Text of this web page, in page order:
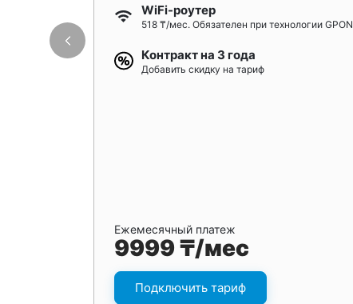
WiFi-роутер
518 ₸/мес. Обязателен при технологии GPON
Контракт на 3 года
Добавить скидку на тариф
Ежемесячный платеж
9999 ₸/мес
Подключить тариф